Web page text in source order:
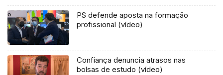
PS defende aposta na formação
profissional (vídeo)
Confiança denuncia atrasos nas
bolsas de estudo (vídeo)